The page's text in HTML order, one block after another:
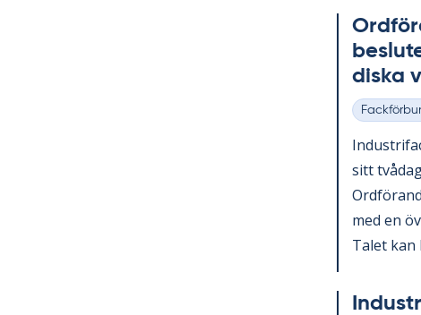
dis­ka
Kategorier
sitt
med en
Ta­let kan